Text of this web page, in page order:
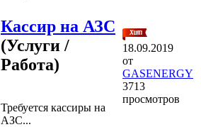
Кассир на АЗС
(Услуги /
Работа)
Требуется кассиры на
АЗС...
18.09.2019
от
GASENERGY
3713
просмотров